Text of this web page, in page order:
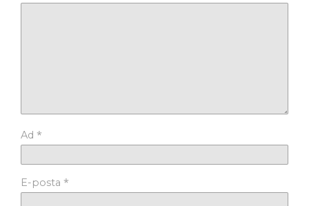
Ad *
E-posta *